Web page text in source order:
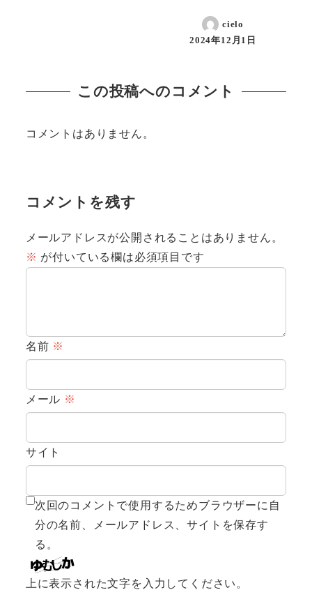
cielo
投稿日
2024年12月1日
この投稿へのコメント
コメントはありません。
コメントを残す
メールアドレスが公開されることはありません。
※ が付いている欄は必須項目です
名前 ※
メール ※
サイト
次回のコメントで使用するためブラウザーに自
分の名前、メールアドレス、サイトを保存す
る。
上に表示された文字を入力してください。